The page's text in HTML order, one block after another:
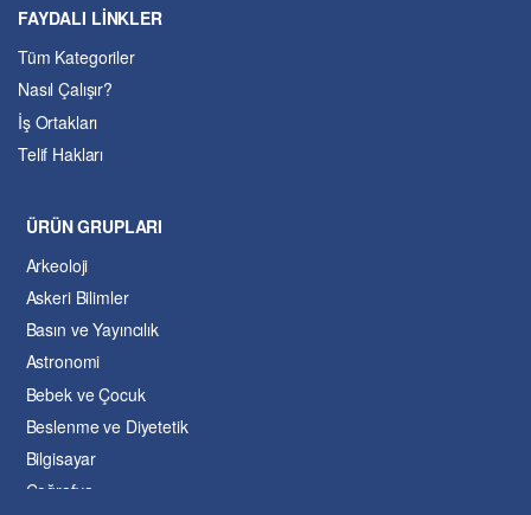
FAYDALI LİNKLER
Tüm Kategoriler
Nasıl Çalışır?
İş Ortakları
Telif Hakları
ÜRÜN GRUPLARI
Arkeoloji
Askeri Bilimler
Basın ve Yayıncılık
Astronomi
Bebek ve Çocuk
Beslenme ve Diyetetik
Bilgisayar
Coğrafya